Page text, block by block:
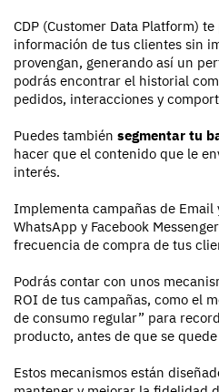
CDP (Customer Data Platform)
información de tus clientes sin
provengan, generando así un
podrás encontrar el historial
pedidos, interacciones y
Puedes también segmentar tu
hacer que el contenido que le
interés.
Implementa campañas de Email
WhatsApp y Facebook
frecuencia de compra de tus
Podrás contar con unos
ROI de tus campañas, como el
de consumo regular” para
producto, antes de que se
Estos mecanismos están